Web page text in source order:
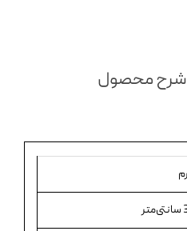
شرح محصول